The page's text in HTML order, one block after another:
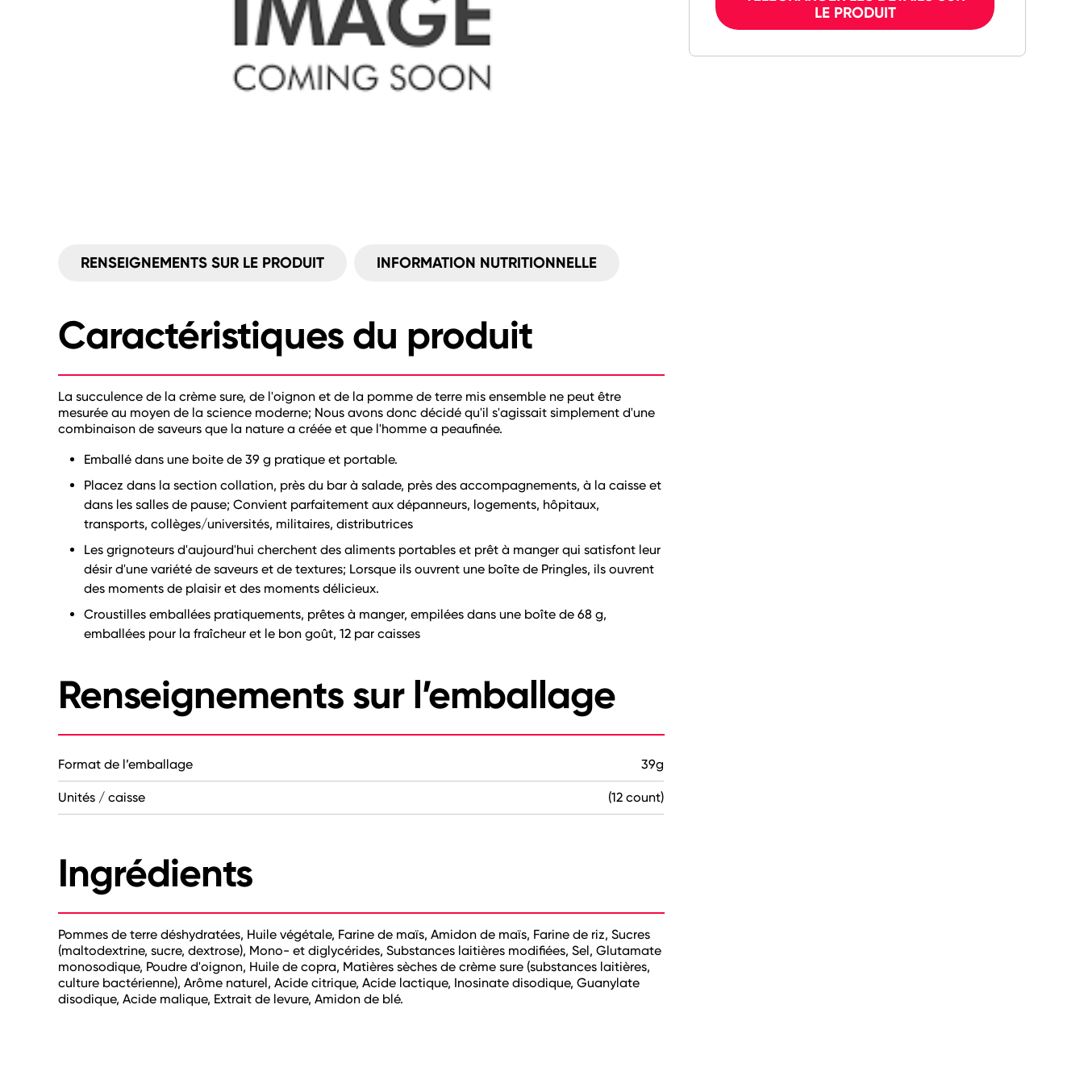
LE PRODUIT
RENSEIGNEMENTS SUR LE PRODUIT INFORMATION NUTRITIONNELLE
Caractéristiques du produit
La succulence de la crème sure, de l'oignon et de la pomme de terre mis ensemble ne peut être
mesurée au moyen de la science moderne; Nous avons donc décidé qu'il s'agissait simplement d'une
combinaison de saveurs que la nature a créée et que l'homme a peaufinée.
Emballé dans une boite de 39 g pratique et portable.
Placez dans la section collation, près du bar à salade, près des accompagnements, à la caisse et
dans les salles de pause; Convient parfaitement aux dépanneurs, logements, hôpitaux,
transports, collèges/universités, militaires, distributrices
Les grignoteurs d'aujourd'hui cherchent des aliments portables et prêt à manger qui satisfont leur
désir d'une variété de saveurs et de textures; Lorsque ils ouvrent une boîte de Pringles, ils ouvrent
des moments de plaisir et des moments délicieux.
Croustilles emballées pratiquements, prêtes à manger, empilées dans une boîte de 68 g,
emballées pour la fraîcheur et le bon goût, 12 par caisses
Renseignements sur l’emballage
Format de l’emballage 39g
Unités / caisse (12 count)
Ingrédients
Pommes de terre déshydratées, Huile végétale, Farine de maïs, Amidon de maïs, Farine de riz, Sucres
(maltodextrine, sucre, dextrose), Mono- et diglycérides, Substances laitières modifiées, Sel, Glutamate
monosodique, Poudre d'oignon, Huile de copra, Matières sèches de crème sure (substances laitières,
culture bactérienne), Arôme naturel, Acide citrique, Acide lactique, Inosinate disodique, Guanylate
disodique, Acide malique, Extrait de levure, Amidon de blé.